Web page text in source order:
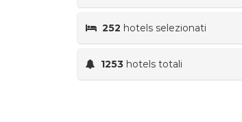
252 hotels selezionati
1253 hotels totali